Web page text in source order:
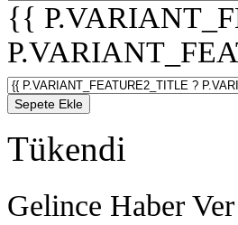
{{
Sepete Ekle
Tükendi
Gelince Haber Ver